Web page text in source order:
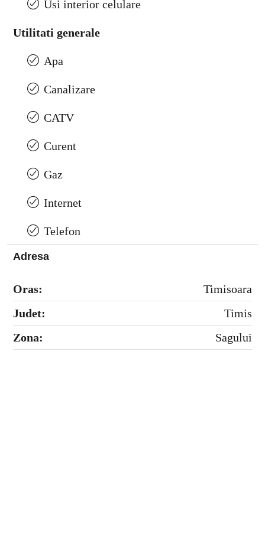
Usi interior celulare
Utilitati generale
Apa
Canalizare
CATV
Curent
Gaz
Internet
Telefon
Adresa
Oras:
Timisoara
Judet:
Timis
Zona:
Sagului